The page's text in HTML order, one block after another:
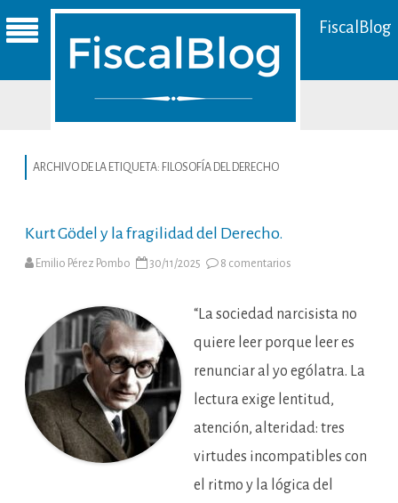
FiscalBlog
ARCHIVO DE LA ETIQUETA: FILOSOFÍA DEL DERECHO
Kurt Gödel y la fragilidad del Derecho.
Emilio Pérez Pombo 30/11/2025 8 comentarios
la
del
Derecho.
“La sociedad narcisista no
quiere leer porque leer es
renunciar al yo ególatra. La
lectura exige lentitud,
atención, alteridad: tres
virtudes incompatibles con
el ritmo y la lógica del